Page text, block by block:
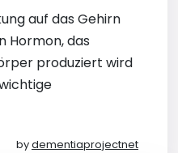
auf das Gehirn
Hormon, das
produziert wird
bydementiaprojectnet